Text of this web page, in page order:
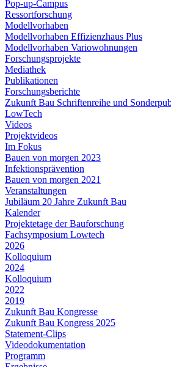
Pop-up-Campus
Ressortforschung
Modellvorhaben
Modellvorhaben Effizienzhaus Plus
Modellvorhaben Variowohnungen
Forschungsprojekte
Mediathek
Publikationen
Forschungsberichte
Zukunft Bau Schriftenreihe und
LowTech
Videos
Projektvideos
Im Fokus
Bauen von morgen 2023
Infektionsprävention
Bauen von morgen 2021
Veranstaltungen
Jubiläum 20 Jahre Zukunft Bau
Kalender
Projektetage der Bauforschung
Fachsymposium Lowtech
2026
Kolloquium
2024
Kolloquium
2022
2019
Zukunft Bau Kongresse
Zukunft Bau Kongress 2025
Statement-Clips
Videodokumentation
Programm